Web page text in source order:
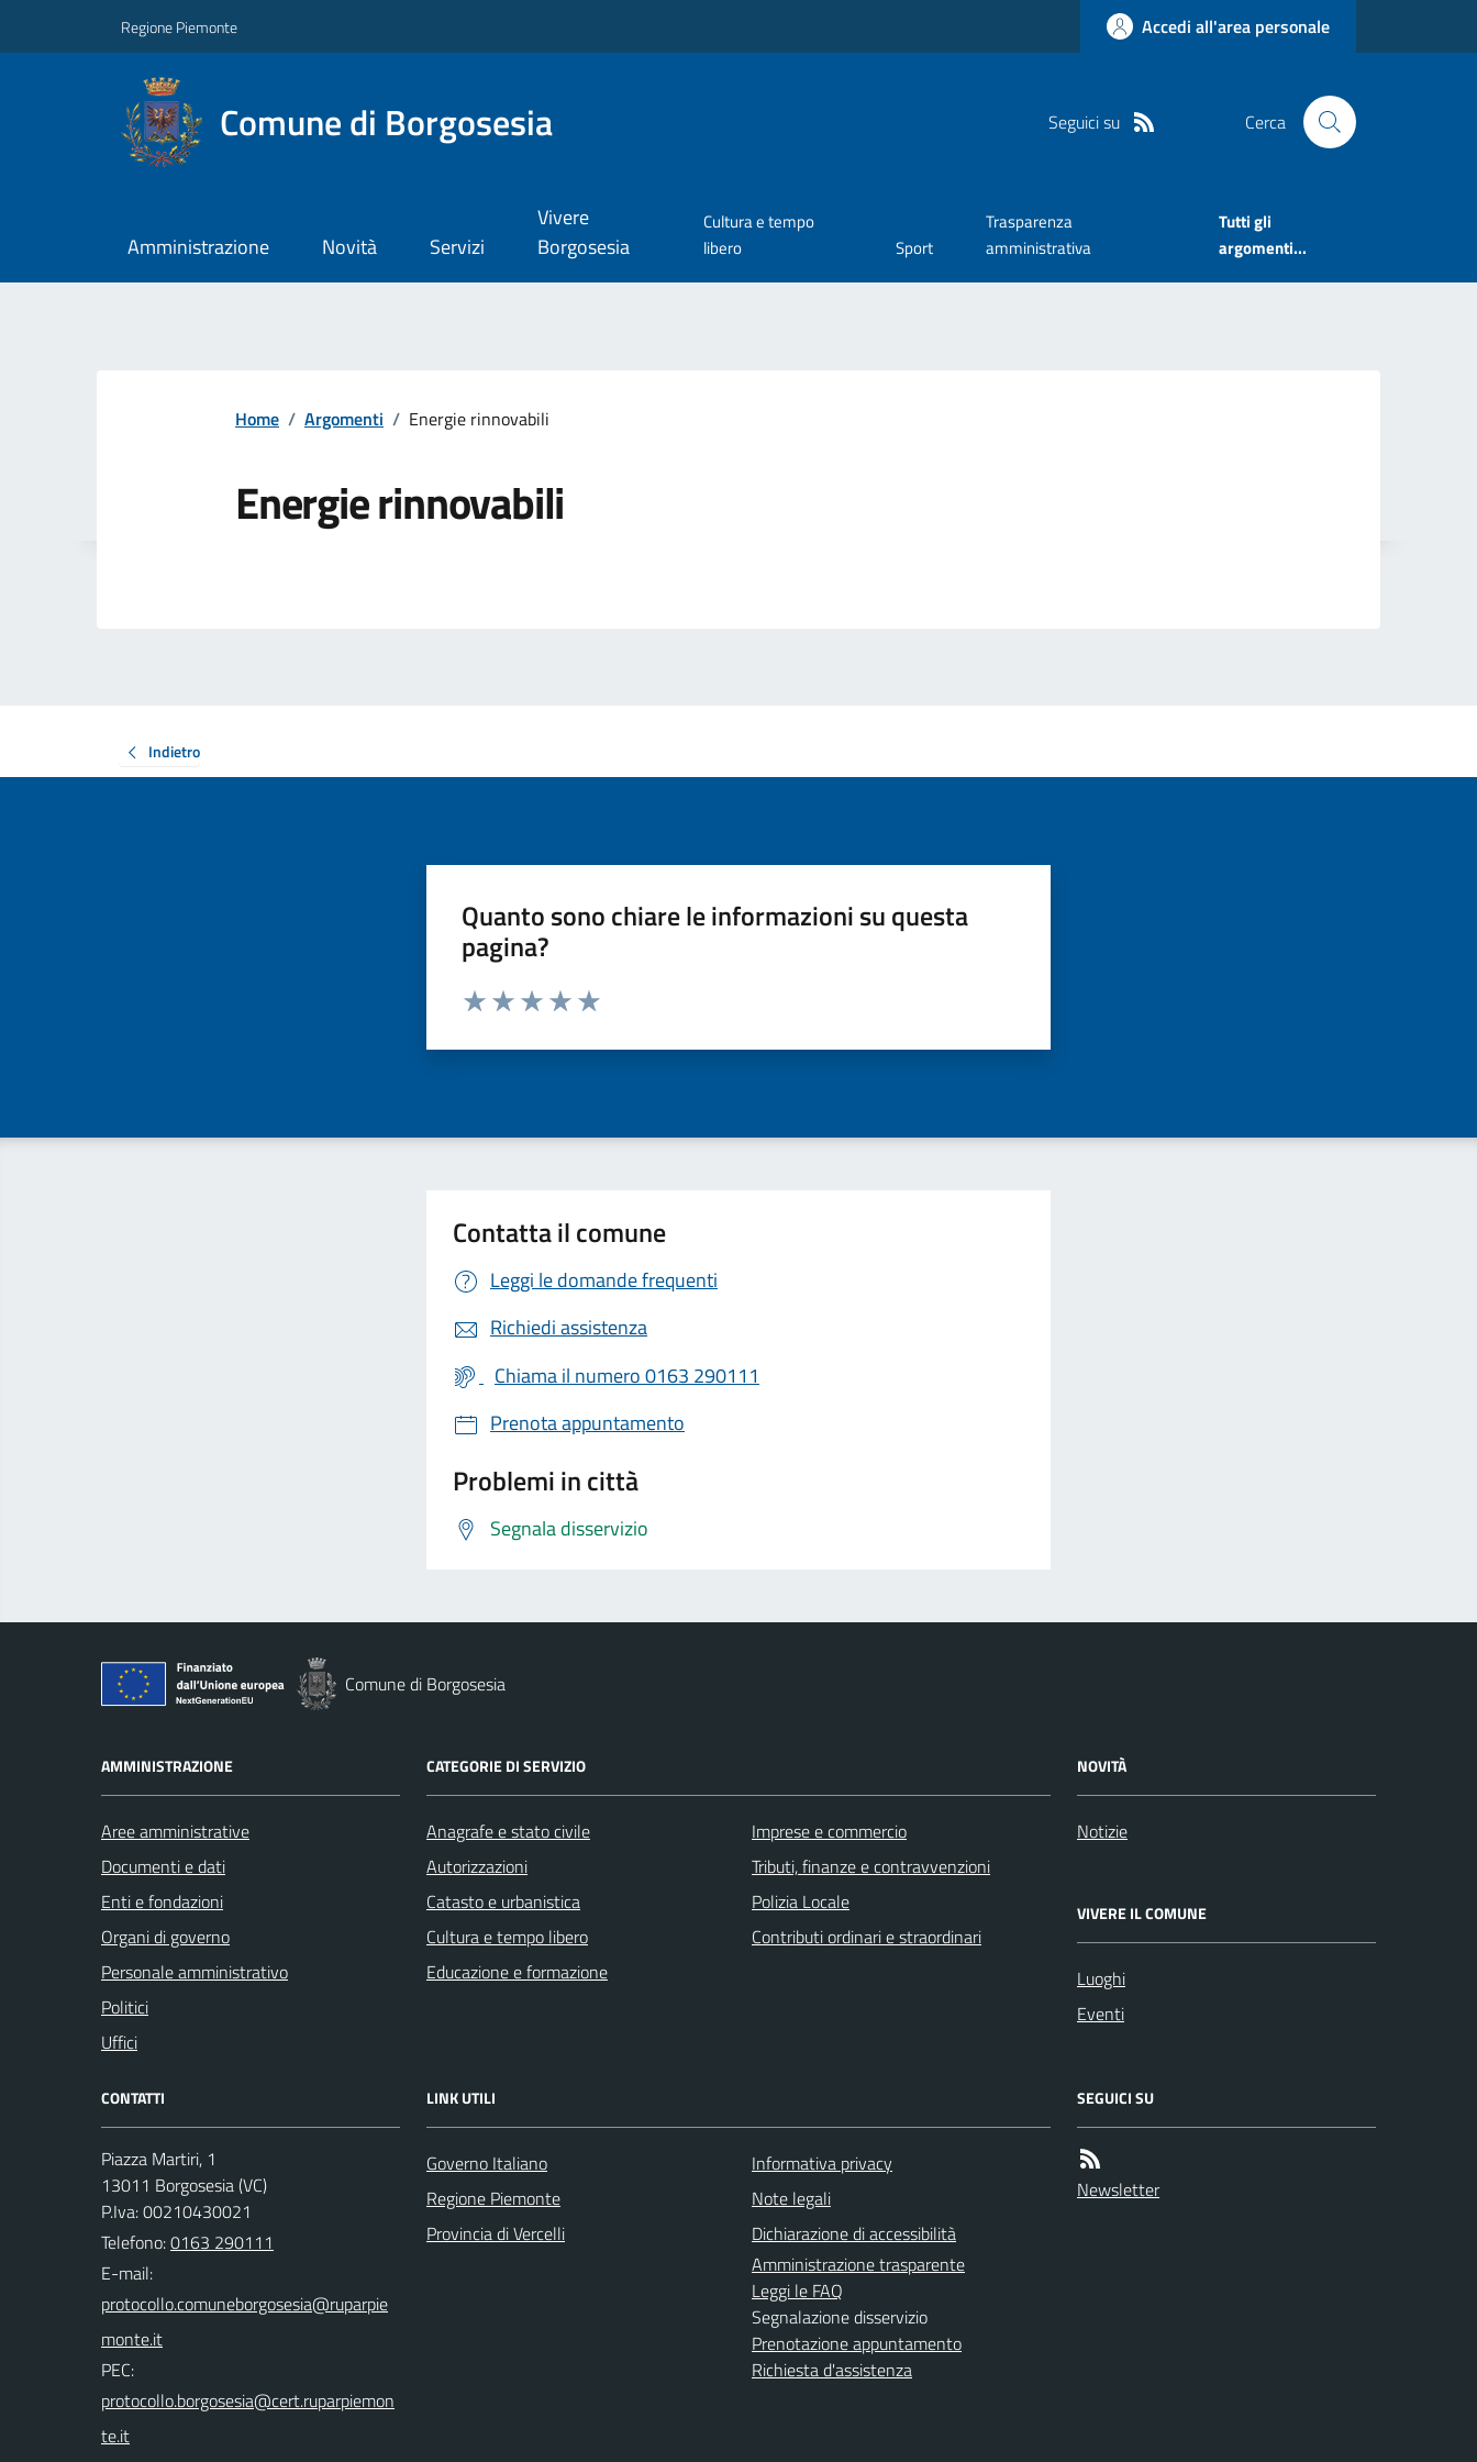
Regione Piemonte Accedi all'area personale
Comune di Borgosesia Seguici su Cerca
Amministrazione Novità Servizi
Vivere
Borgosesia
Cultura e tempo
libero
Sport
Trasparenza
amministrativa
Tutti gli
argomenti...
Home / Argomenti / Energie rinnovabili
Energie rinnovabili
Indietro
Quanto sono chiare le informazioni su questa
pagina?
Valuta da 1 a 5 stelle la pagina
Contatta il comune
Leggi le domande frequenti
Richiedi assistenza
Chiama il numero 0163 290111
Prenota appuntamento
Problemi in città
Segnala disservizio
Comune di Borgosesia
AMMINISTRAZIONE
Aree amministrative
Documenti e dati
Enti e fondazioni
Organi di governo
Personale amministrativo
Politici
Uffici
CATEGORIE DI SERVIZIO
Anagrafe e stato civile
Autorizzazioni
Catasto e urbanistica
Cultura e tempo libero
Educazione e formazione
Imprese e commercio
Tributi, finanze e contravvenzioni
Polizia Locale
Contributi ordinari e straordinari
NOVITÀ
Notizie
VIVERE IL COMUNE
Luoghi
Eventi
CONTATTI
Piazza Martiri, 1
13011 Borgosesia (VC)
P.Iva: 00210430021
Telefono:0163 290111
E-mail:
PEC:
LINK UTILI
Governo Italiano
Regione Piemonte
Provincia di Vercelli
Informativa privacy
Note legali
Dichiarazione di accessibilità
Amministrazione trasparente
Leggi le FAQ
Segnalazione disservizio
Prenotazione appuntamento
Richiesta d'assistenza
SEGUICI SU
Newsletter